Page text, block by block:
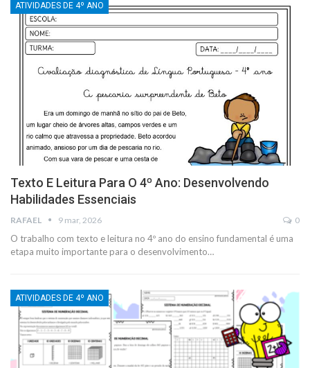
ATIVIDADES DE 4º ANO
Texto E Leitura Para O 4º Ano: Desenvolvendo
Habilidades Essenciais
RAFAEL 9 mar, 2026 0
O trabalho com texto e leitura no 4º ano do ensino fundamental é uma
etapa muito importante para o desenvolvimento…
ATIVIDADES DE 4º ANO